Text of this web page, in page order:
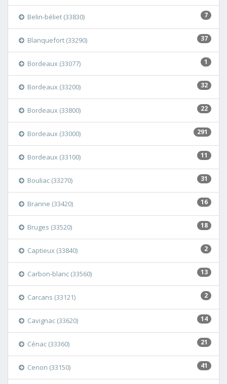
7
Belin-béliet (33830)
37
Blanquefort (33290)
1
Bordeaux (33077)
32
Bordeaux (33200)
22
Bordeaux (33800)
291
Bordeaux (33000)
11
Bordeaux (33100)
31
Bouliac (33270)
16
Branne (33420)
18
Bruges (33520)
2
Captieux (33840)
13
Carbon-blanc (33560)
2
Carcans (33121)
14
Cavignac (33620)
21
Cénac (33360)
41
Cenon (33150)